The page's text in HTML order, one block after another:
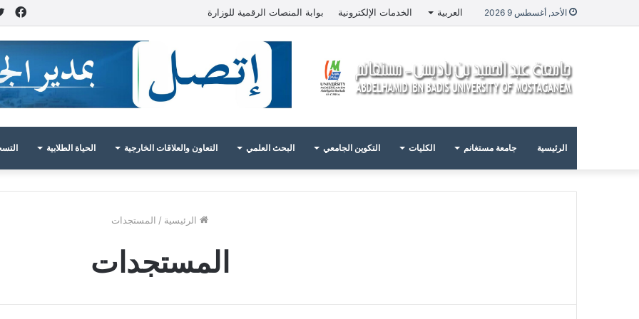
الأحد, أغسطس 9 2026 العربية الخدمات الإلكترونية بوابة المنصات الرقمية للوزارة
الرئيسية جامعة مستغانم الكليات التكوين الجامعي البحث العلمي التعاون والعلاقات الخارجية الحياة الطلابية
الرئيسية / المستجدات
المستجدات